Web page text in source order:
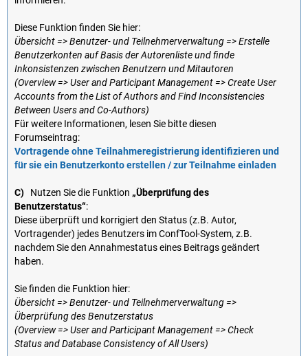
Diese Funktion finden Sie hier:
Übersicht => Benutzer- und Teilnehmerverwaltung => Erstelle
Benutzerkonten auf Basis der Autorenliste und finde
Inkonsistenzen zwischen Benutzern und Mitautoren
(Overview => User and Participant Management => Create User
Accounts from the List of Authors and Find Inconsistencies
Between Users and Co-Authors)
Für weitere Informationen, lesen Sie bitte diesen
Forumseintrag:
Vortragende ohne Teilnahmeregistrierung identifizieren und
für sie ein Benutzerkonto erstellen / zur Teilnahme einladen
C) Nutzen Sie die Funktion „Überprüfung des
Benutzerstatus“:
Diese überprüft und korrigiert den Status (z.B. Autor,
Vortragender) jedes Benutzers im ConfTool-System, z.B.
nachdem Sie den Annahmestatus eines Beitrags geändert
haben.
Sie finden die Funktion hier:
Übersicht => Benutzer- und Teilnehmerverwaltung =>
Überprüfung des Benutzerstatus
(Overview => User and Participant Management => Check
Status and Database Consistency of All Users)